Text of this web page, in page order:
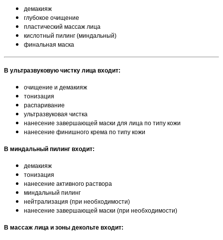
демакияж
глубокое очищение
пластический массаж лица
кислотный пилинг (миндальный)
финальная маска
В ультразвуковую чистку лица входит:
очищение и демакияж
тонизация
распаривание
ультразвуковая чистка
нанесение завершающей маски для лица по типу кожи
нанесение финишного крема по типу кожи
В миндальный пилинг входит:
демакияж
тонизация
нанесение активного раствора
миндальный пилинг
нейтрализация (при необходимости)
нанесение завершающей маски (при необходимости)
В массаж лица и зоны декольте входит: